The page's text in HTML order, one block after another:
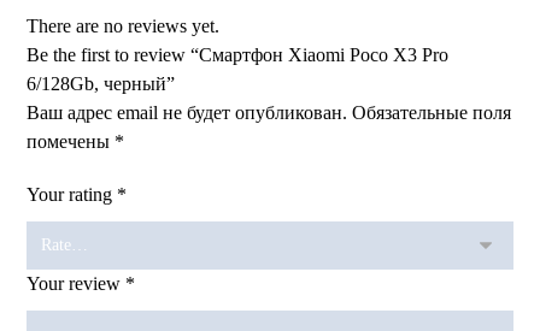
There are no reviews yet.
Be the first to review “Смартфон Xiaomi Poco X3 Pro
6/128Gb, черный”
Ваш адрес email не будет опубликован. Обязательные поля
помечены *
Your rating *
Your review *